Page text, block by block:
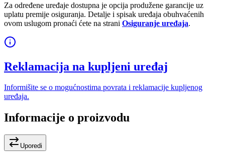
Za određene uređaje dostupna je opcija produžene garancije uz
uplatu premije osiguranja. Detalje i spisak uređaja obuhvaćenih
ovom uslugom pronaći ćete na strani Osiguranje uređaja.
Reklamacija na kupljeni uređaj
Informišite se o mogućnostima povrata i reklamacije kupljenog
uređaja.
Informacije o proizvodu
Uporedi